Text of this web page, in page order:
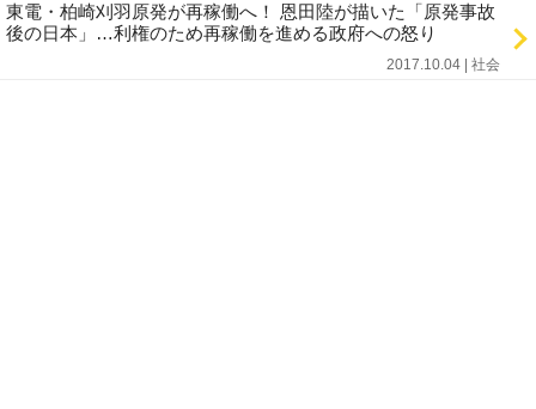
東電・柏崎刈羽原発が再稼働へ！ 恩田陸が描いた「原発事故
後の日本」…利権のため再稼働を進める政府への怒り
2017.10.04 | 社会